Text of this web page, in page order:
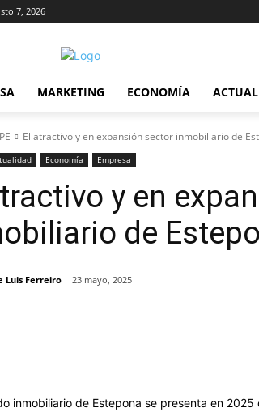
7, 2026
MARKETING ECONOMÍA
El atractivo y en expansión sector inmobiliario de
Economía Empresa
y en
de
Luis Ferreiro 23 mayo, 2025
inmobiliario de Estepona se presenta en